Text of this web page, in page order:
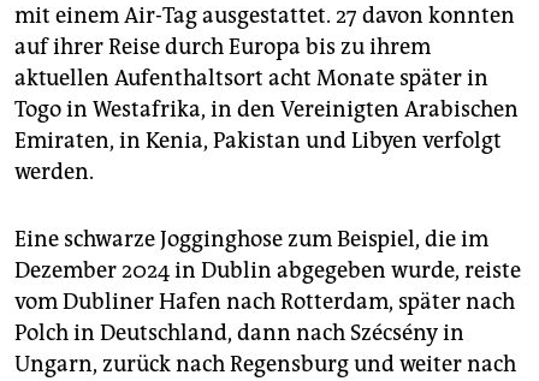
mit einem Air-Tag ausgestattet. 27 davon konnten
auf ihrer Reise durch Europa bis zu ihrem
aktuellen Aufenthaltsort acht Monate später in
Togo in Westafrika, in den Vereinigten Arabischen
Emiraten, in Kenia, Pakistan und Libyen verfolgt
werden.
Eine schwarze Jogginghose zum Beispiel, die im
Dezember 2024 in Dublin abgegeben wurde, reiste
vom Dubliner Hafen nach Rotterdam, später nach
Polch in Deutschland, dann nach Szécsény in
Ungarn, zurück nach Regensburg und weiter nach